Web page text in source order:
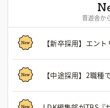
晋遊舎か
【新卒採用】エン
【中途採用】2職種